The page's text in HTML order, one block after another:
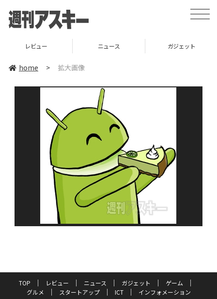
toggle
レビュー ニュース ガジェット
home > 拡大画像
TOP レビュー ニュース ガジェット
ゲーム
グルメ
スタートアップ ICT
インフォメーション